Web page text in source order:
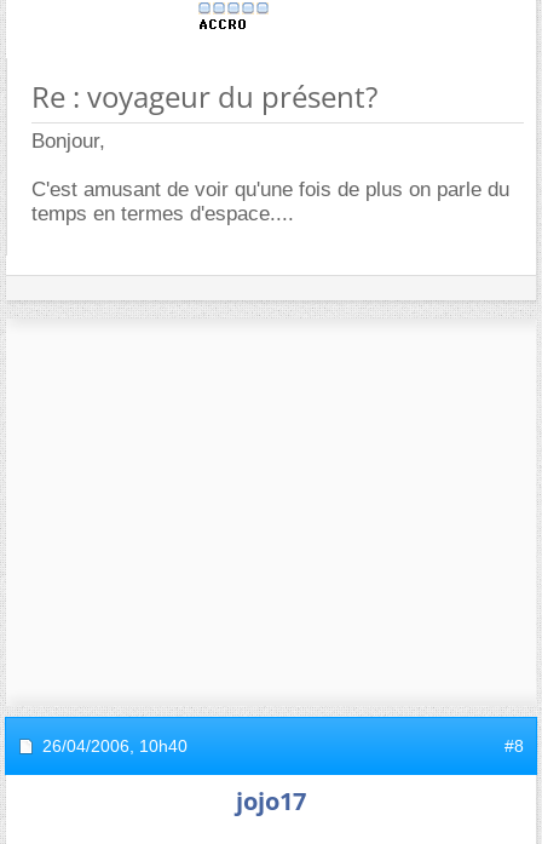
Re : voyageur du présent?
Bonjour,
C'est amusant de voir qu'une fois de plus on parle du
temps en termes d'espace....
26/04/2006, 10h40 #8
jojo17